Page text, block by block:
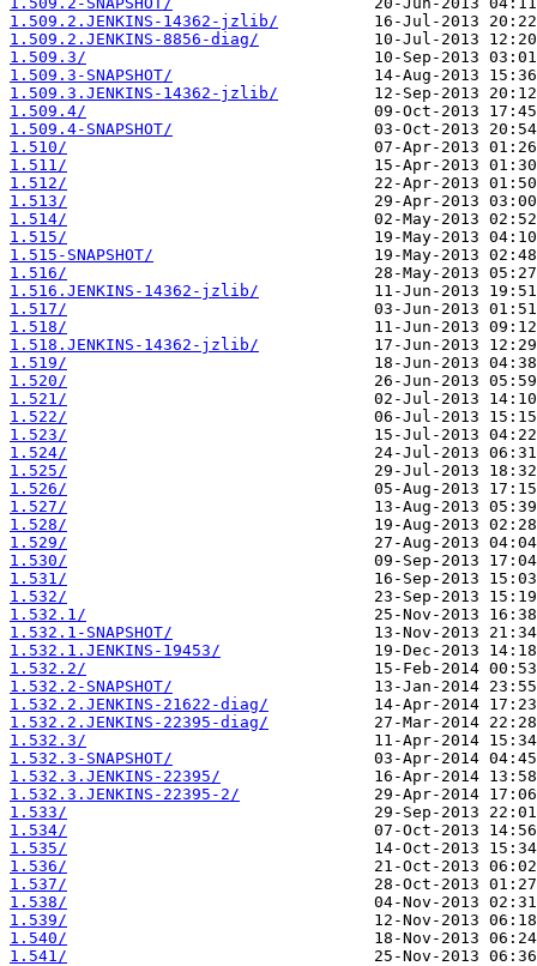
1.509.2.JENKINS-14362-jzlib/
1.509.2.JENKINS-8856-diag/
1.509.3/
1.509.3-SNAPSHOT/
1.509.3.JENKINS-14362-jzlib/
1.509.4/
1.509.4-SNAPSHOT/
1.510/
1.511/
1.512/
1.513/
1.514/
1.515/
1.515-SNAPSHOT/
1.516/
1.516.JENKINS-14362-jzlib/
1.517/
1.518/
1.518.JENKINS-14362-jzlib/
1.519/
1.520/
1.521/
1.522/
1.523/
1.524/
1.525/
1.526/
1.527/
1.528/
1.529/
1.530/
1.531/
1.532/
1.532.1/
1.532.1-SNAPSHOT/
1.532.1.JENKINS-19453/
1.532.2/
1.532.2-SNAPSHOT/
1.532.2.JENKINS-21622-diag/
1.532.2.JENKINS-22395-diag/
1.532.3/
1.532.3-SNAPSHOT/
1.532.3.JENKINS-22395/
1.532.3.JENKINS-22395-2/
1.533/
1.534/
1.535/
1.536/
1.537/
1.538/
1.539/
1.540/
1.541/